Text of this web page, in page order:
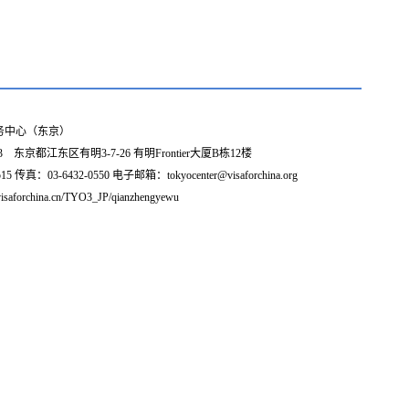
心（东京）
东京都江东区有明3-7-26 有明Frontier大厦B栋12楼
传真：03-6432-0550 电子邮箱：tokyocenter@visaforchina.org
TYO3_JP/qianzhengyewu